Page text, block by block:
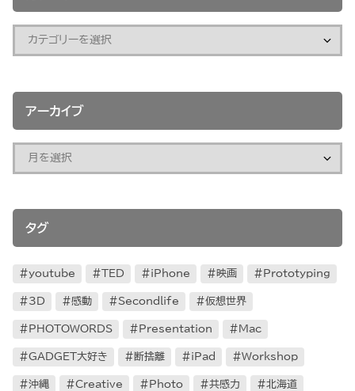
アーカイブ
タグ
youtube TED iPhone 映画 Prototyping
3D 感動 Secondlife 仮想世界
PHOTOWORDS Presentation Mac
GADGET大好き 断捨離 iPad Workshop
沖縄 Creative Photo 共感力 北海道